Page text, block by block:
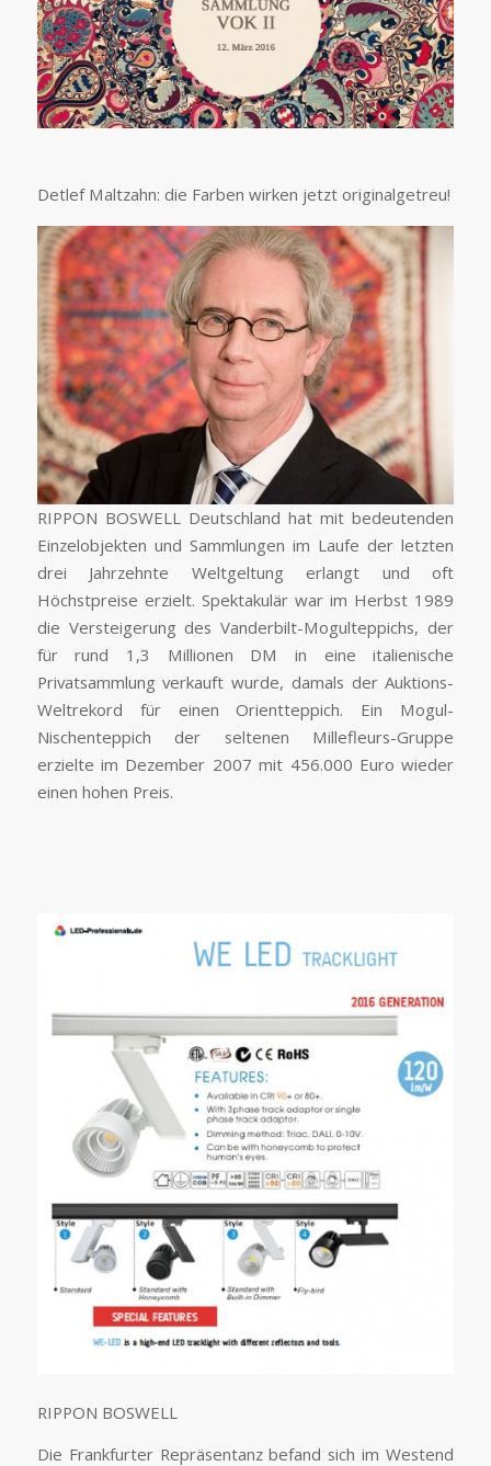
Detlef Maltzahn: die Farben wirken jetzt originalgetreu!
RIPPON BOSWELL Deutschland hat mit bedeutenden
Einzelobjekten und Sammlungen im Laufe der letzten
drei Jahrzehnte Weltgeltung erlangt und oft
Höchstpreise erzielt. Spektakulär war im Herbst 1989
die Versteigerung des Vanderbilt-Mogulteppichs, der
für rund 1,3 Millionen DM in eine italienische
Privatsammlung verkauft wurde, damals der Auktions-
Weltrekord für einen Orientteppich. Ein Mogul-
Nischenteppich der seltenen Millefleurs-Gruppe
erzielte im Dezember 2007 mit 456.000 Euro wieder
einen hohen Preis.
RIPPON BOSWELL
Die Frankfurter Repräsentanz befand sich im Westend